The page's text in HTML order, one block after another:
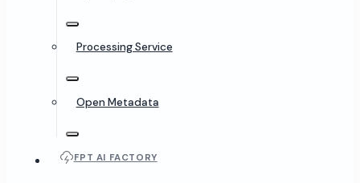
Processing Service
Open Metadata
FPT AI FACTORY